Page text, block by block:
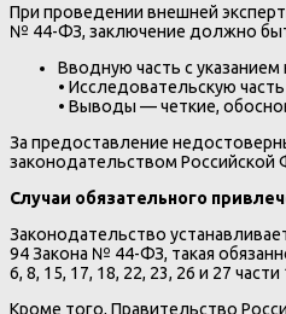
При проведении внешней
№ 44-ФЗ, заключение должно
Вводную часть с
• Исследовательскую
• Выводы — четкие,
За предоставление
законодательством Российской
Случаи обязательного
Законодательство
94 Закона № 44-ФЗ, такая
6, 8, 15, 17, 18, 22, 23, 26 и 27 части
Кроме того, Правительство